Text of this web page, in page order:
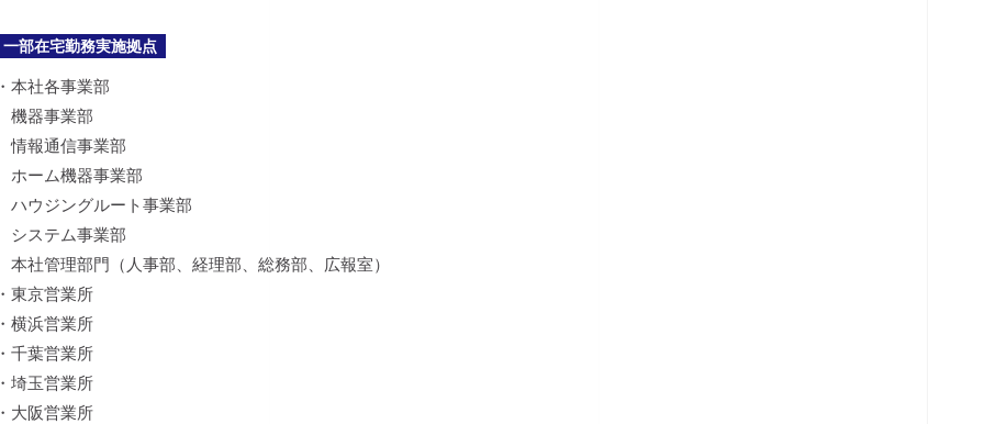
一部在宅勤務実施拠点
・本社各事業部
機器事業部
情報通信事業部
ホーム機器事業部
ハウジングルート事業部
システム事業部
本社管理部門（人事部、経理部、総務部、広報室）
・東京営業所
・横浜営業所
・千葉営業所
・埼玉営業所
・大阪営業所